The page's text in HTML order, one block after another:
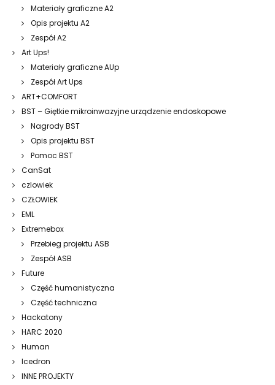
Materiały graficzne A2
Opis projektu A2
Zespół A2
Art Ups!
Materiały graficzne AUp
Zespół Art Ups
ART+COMFORT
BST – Giętkie mikroinwazyjne urządzenie endoskopowe
Nagrody BST
Opis projektu BST
Pomoc BST
CanSat
czlowiek
CZŁOWIEK
EML
Extremebox
Przebieg projektu ASB
Zespół ASB
Future
Część humanistyczna
Część techniczna
Hackatony
HARC 2020
Human
Icedron
INNE PROJEKTY